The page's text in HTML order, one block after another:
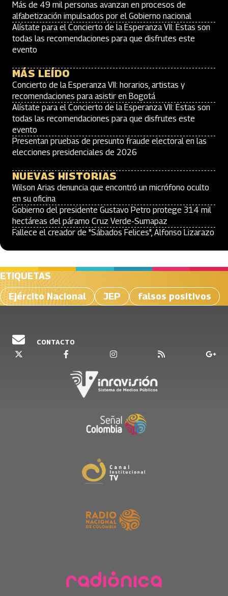
Más de 49 mil personas avanzan en procesos de
alfabetización impulsados por el Gobierno nacional
Alístate para el Concierto de la Esperanza VII: Estas son
todas las recomendaciones para que disfrutes este
evento
MÁS LEÍDO
Concierto de la Esperanza VII: horarios, artistas y
recomendaciones para asistir en Bogotá
Alístate para el Concierto de la Esperanza VII: Estas son
todas las recomendaciones para que disfrutes este
evento
Presentan pruebas de presunto fraude electoral en las
elecciones presidenciales de 2026
NUEVAS HISTORIAS
Wilson Arias denuncia que encontró un micrófono oculto
en su oficina
Gobierno del presidente Gustavo Petro protege 314 mil
hectáreas del páramo Cruz Verde-Sumapaz
Fallece el creador de "Sábados Felices", Alfonso Lizarazo
ETIQUETAS
Ejército Nacional
JEP falsos positivos
CONTACTO